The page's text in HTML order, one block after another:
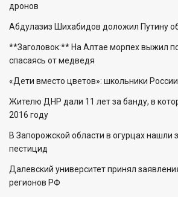
дронов
Абдулазиз Шихабидов доложил Путину
**Заголовок:** На Алтае морпех выжил
спасаясь от медведя
«Дети вместо цветов»: школьники
Жителю ДНР дали 11 лет за банду, в
2016 году
В Запорожской области в огурцах нашли
пестицид
Далевский университет принял
регионов РФ